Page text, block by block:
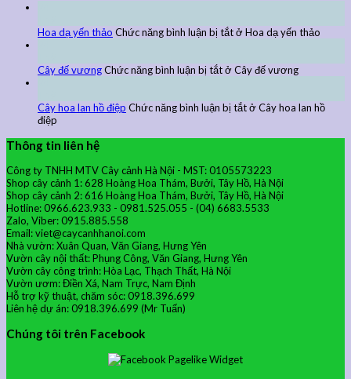
Hoa dạ yến thảo Chức năng bình luận bị tắtở Hoa dạ yến thảo
Cây đế vươngChức năng bình luận bị tắtở Cây đế vương
Cây hoa lan hồ điệp Chức năng bình luận bị tắtở Cây hoa lan hồ
điệp
Thông tin liên hệ
Công ty TNHH MTV Cây cảnh Hà Nội - MST: 0105573223
Shop cây cảnh 1: 628 Hoàng Hoa Thám, Bưởi, Tây Hồ, Hà Nội
Shop cây cảnh 2: 616 Hoàng Hoa Thám, Bưởi, Tây Hồ, Hà Nội
Hotline: 0966.623.933 - 0981.525.055 - (04) 6683.5533
Zalo, Viber: 0915.885.558
Email: viet@caycanhhanoi.com
Nhà vườn: Xuân Quan, Văn Giang, Hưng Yên
Vườn cây nội thất: Phụng Công, Văn Giang, Hưng Yên
Vườn cây công trình: Hòa Lạc, Thạch Thất, Hà Nội
Vườn ươm: Điền Xá, Nam Trực, Nam Định
Hỗ trợ kỹ thuật, chăm sóc: 0918.396.699
Liên hệ dự án: 0918.396.699 (Mr Tuấn)
Chúng tôi trên Facebook